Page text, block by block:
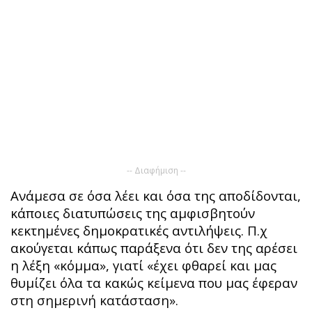
-- Διαφήμιση --
Ανάμεσα σε όσα λέει και όσα της αποδίδονται,
κάποιες διατυπώσεις της αμφισβητούν
κεκτημένες δημοκρατικές αντιλήψεις. Π.χ
ακούγεται κάπως παράξενα ότι δεν της αρέσει
η λέξη «κόμμα», γιατί «έχει φθαρεί και μας
θυμίζει όλα τα κακώς κείμενα που μας έφεραν
στη σημερινή κατάσταση».